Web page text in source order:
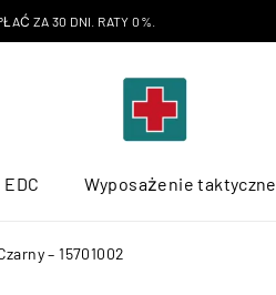
ZA 30 DNI. RATY 0%.
EDC Wyposażenie taktyczne
– 15701002